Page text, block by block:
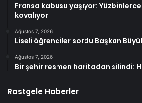
Fransa kabusu yaşıyor:
kovalıyor
Ağustos 7, 2026
Liseli öğrenciler sordu Başkan
Ağustos 7, 2026
Bir şehir resmen haritadan silindi:
Rastgele Haberler